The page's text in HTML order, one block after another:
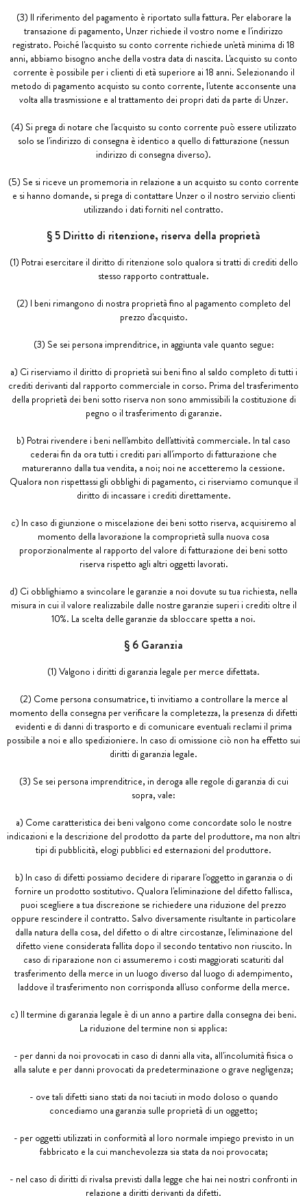
(3) Il riferimento del pagamento è riportato sulla fattura. Per elaborare la
transazione di pagamento, Unzer richiede il vostro nome e l'indirizzo
registrato. Poiché l'acquisto su conto corrente richiede un'età minima di 18
anni, abbiamo bisogno anche della vostra data di nascita. L'acquisto su conto
corrente è possibile per i clienti di età superiore ai 18 anni. Selezionando il
metodo di pagamento acquisto su conto corrente, l'utente acconsente una
volta alla trasmissione e al trattamento dei propri dati da parte di Unzer.
(4) Si prega di notare che l'acquisto su conto corrente può essere utilizzato
solo se l'indirizzo di consegna è identico a quello di fatturazione (nessun
indirizzo di consegna diverso).
(5) Se si riceve un promemoria in relazione a un acquisto su conto corrente
e si hanno domande, si prega di contattare Unzer o il nostro servizio clienti
utilizzando i dati forniti nel contratto.
§ 5 Diritto di ritenzione, riserva della proprietà
(1) Potrai esercitare il diritto di ritenzione solo qualora si tratti di crediti dello
stesso rapporto contrattuale.
(2) I beni rimangono di nostra proprietà fino al pagamento completo del
prezzo d'acquisto.
(3) Se sei persona imprenditrice, in aggiunta vale quanto segue:
a) Ci riserviamo il diritto di proprietà sui beni fino al saldo completo di tutti i
crediti derivanti dal rapporto commerciale in corso. Prima del trasferimento
della proprietà dei beni sotto riserva non sono ammissibili la costituzione di
pegno o il trasferimento di garanzie.
b) Potrai rivendere i beni nell'ambito dell'attività commerciale. In tal caso
cederai fin da ora tutti i crediti pari all'importo di fatturazione che
matureranno dalla tua vendita, a noi; noi ne accetteremo la cessione.
Qualora non rispettassi gli obblighi di pagamento, ci riserviamo comunque il
diritto di incassare i crediti direttamente.
c) In caso di giunzione o miscelazione dei beni sotto riserva, acquisiremo al
momento della lavorazione la comproprietà sulla nuova cosa
proporzionalmente al rapporto del valore di fatturazione dei beni sotto
riserva rispetto agli altri oggetti lavorati.
d) Ci obblighiamo a svincolare le garanzie a noi dovute su tua richiesta, nella
misura in cui il valore realizzabile dalle nostre garanzie superi i crediti oltre il
10%. La scelta delle garanzie da sbloccare spetta a noi.
§ 6 Garanzia
(1) Valgono i diritti di garanzia legale per merce difettata.
(2) Come persona consumatrice, ti invitiamo a controllare la merce al
momento della consegna per verificare la completezza, la presenza di difetti
evidenti e di danni di trasporto e di comunicare eventuali reclami il prima
possibile a noi e allo spedizioniere. In caso di omissione ciò non ha effetto sui
diritti di garanzia legale.
(3) Se sei persona imprenditrice, in deroga alle regole di garanzia di cui
sopra, vale:
a) Come caratteristica dei beni valgono come concordate solo le nostre
indicazioni e la descrizione del prodotto da parte del produttore, ma non altri
tipi di pubblicità, elogi pubblici ed esternazioni del produttore.
b) In caso di difetti possiamo decidere di riparare l'oggetto in garanzia o di
fornire un prodotto sostitutivo. Qualora l'eliminazione del difetto fallisca,
puoi scegliere a tua discrezione se richiedere una riduzione del prezzo
oppure rescindere il contratto. Salvo diversamente risultante in particolare
dalla natura della cosa, del difetto o di altre circostanze, l'eliminazione del
difetto viene considerata fallita dopo il secondo tentativo non riuscito. In
caso di riparazione non ci assumeremo i costi maggiorati scaturiti dal
trasferimento della merce in un luogo diverso dal luogo di adempimento,
laddove il trasferimento non corrisponda all'uso conforme della merce.
c) Il termine di garanzia legale è di un anno a partire dalla consegna dei beni.
La riduzione del termine non si applica:
- per danni da noi provocati in caso di danni alla vita, all'incolumità fisica o
alla salute e per danni provocati da predeterminazione o grave negligenza;
- ove tali difetti siano stati da noi taciuti in modo doloso o quando
concediamo una garanzia sulle proprietà di un oggetto;
- per oggetti utilizzati in conformità al loro normale impiego previsto in un
fabbricato e la cui manchevolezza sia stata da noi provocata;
- nel caso di diritti di rivalsa previsti dalla legge che hai nei nostri confronti in
relazione a diritti derivanti da difetti.